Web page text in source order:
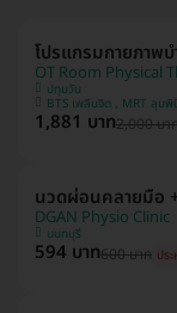
โปรแกรมกายภาพ
OT Room Physical
ปทุมวัน
BTS เพลินจิต , MRT ลุม
1,881 บาท2,000 บา
นวดผ่อนคลายมือ
DGAN Physio Clinic
นนทบุรี
594 บาท600 บาท ปร